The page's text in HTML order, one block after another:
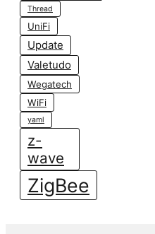
Thread
UniFi
Update
Valetudo
Wegatech
WiFi
yaml
z-
wave
ZigBee